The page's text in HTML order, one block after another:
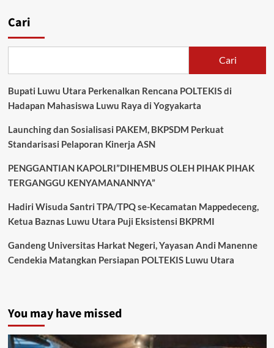
Wisuda
Santri
Cari
Cari
Bupati Luwu Utara Perkenalkan Rencana POLTEKIS di
Hadapan Mahasiswa Luwu Raya di Yogyakarta
Launching dan Sosialisasi PAKEM, BKPSDM Perkuat
Standarisasi Pelaporan Kinerja ASN
PENGGANTIAN KAPOLRI”DIHEMBUS OLEH PIHAK PIHAK
TERGANGGU KENYAMANANNYA”
Hadiri Wisuda Santri TPA/TPQ se-Kecamatan Mappedeceng,
Ketua Baznas Luwu Utara Puji Eksistensi BKPRMI
Gandeng Universitas Harkat Negeri, Yayasan Andi Manenne
Cendekia Matangkan Persiapan POLTEKIS Luwu Utara
You may have missed